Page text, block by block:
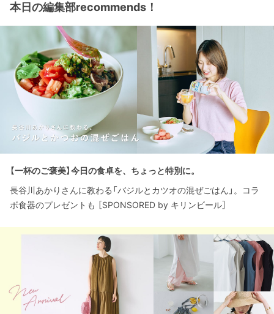
本日の編集部recommends！
【一杯のご褒美】今日の食卓を、ちょっと特別に。
長谷川あかりさんに教わる「バジルとカツオの混ぜごはん」。コラ
ボ食器のプレゼントも ［SPONSORED by キリンビール］